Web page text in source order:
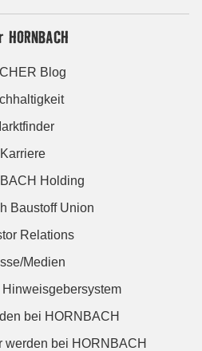
HORNBACH
Blog
Karriere
Holding
Baustoff Union
Relations
Medien
bei HORNBACH
werden bei HORNBACH